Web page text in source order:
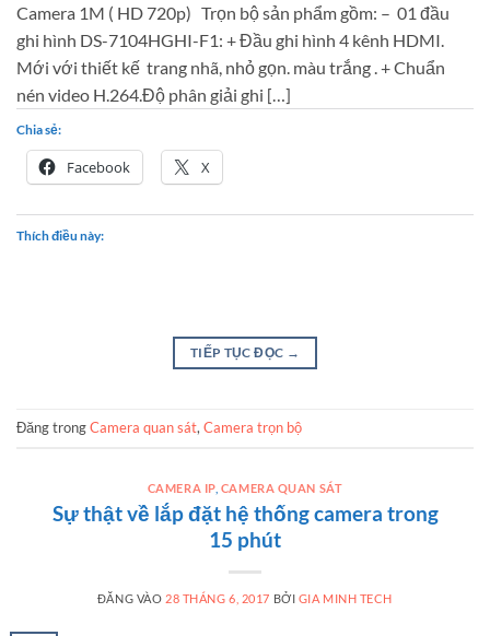
Camera 1M ( HD 720p) Trọn bộ sản phẩm gồm: – 01 đầu
ghi hình DS-7104HGHI-F1: + Đầu ghi hình 4 kênh HDMI.
Mới với thiết kế trang nhã, nhỏ gọn. màu trắng . + Chuẩn
nén video H.264.Độ phân giải ghi […]
Chia sẻ:
Facebook X
Thích điều này:
TIẾP TỤC ĐỌC →
Đăng trongCamera quan sát,Camera trọn bộ
CAMERA IP, CAMERA QUAN SÁT
Sự thật về lắp đặt hệ thống camera trong
15 phút
ĐĂNG VÀO 28 THÁNG 6, 2017 BỞI GIA MINH TECH